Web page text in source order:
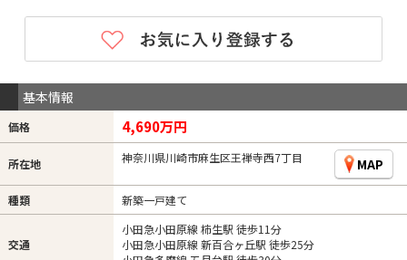
基本情報
価格 4,690万円
所在地 神奈川県川崎市麻生区王禅寺西7丁目 MAP
種類 新築一戸建て
交通
小田急小田原線 柿生駅 徒歩11分
小田急小田原線 新百合ヶ丘駅 徒歩25分